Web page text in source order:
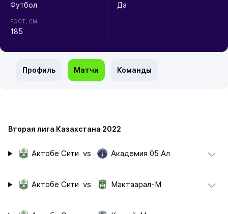
Футбол
РОСТ, СМ
185
Да
Профиль Матчи Команды
Вторая лига Казахстана 2022
Актобе Сити vs Академия 05 Ал
Актобе Сити vs Мактаарал-М